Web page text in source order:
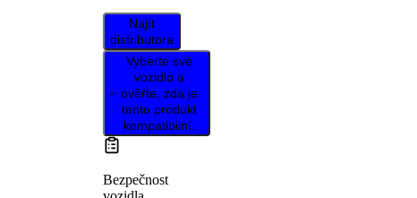
Najít
distributora
Vyberte své
vozidlo a
ověřte, zda je
tento produkt
kompatibilní.
Bezpečnost